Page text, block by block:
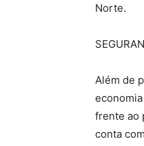
Norte.
Além de
frente ao
conta